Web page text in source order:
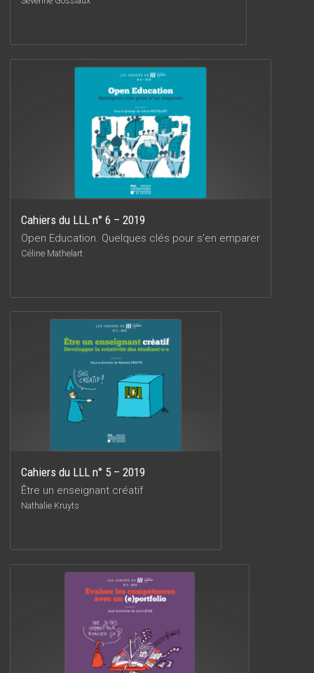
Cahiers du LLL n° 6 – 2019
Open Education. Quelques clés pour s'en emparer
Céline Mathelart
Cahiers du LLL n° 5 – 2019
Être un enseignant créatif
Nathalie Kruyts